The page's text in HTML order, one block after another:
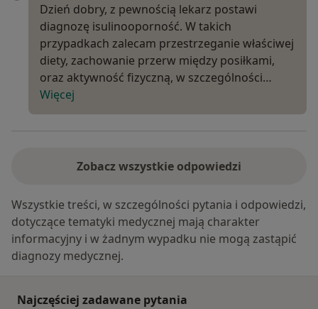
Dzień dobry, z pewnością lekarz postawi
diagnozę isulinooporność. W takich
przypadkach zalecam przestrzeganie właściwej
diety, zachowanie przerw między posiłkami,
oraz aktywność fizyczną, w szczególności…
Więcej
Zobacz wszystkie odpowiedzi
Wszystkie treści, w szczególności pytania i odpowiedzi,
dotyczące tematyki medycznej mają charakter
informacyjny i w żadnym wypadku nie mogą zastąpić
diagnozy medycznej.
Najczęściej zadawane pytania